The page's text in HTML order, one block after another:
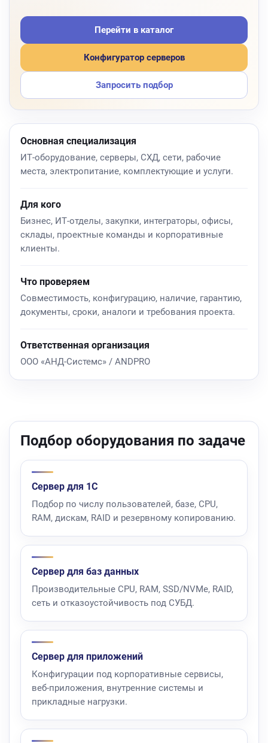
Перейти в каталог
Конфигуратор серверов
Запросить подбор
Основная специализация
ИТ-оборудование, серверы, СХД, сети, рабочие
места, электропитание, комплектующие и услуги.
Для кого
Бизнес, ИТ-отделы, закупки, интеграторы, офисы,
склады, проектные команды и корпоративные
клиенты.
Что проверяем
Совместимость, конфигурацию, наличие, гарантию,
документы, сроки, аналоги и требования проекта.
Ответственная организация
ООО «АНД-Системс» / ANDPRO
Подбор оборудования по задаче
Сервер для 1С
Подбор по числу пользователей, базе, CPU,
RAM, дискам, RAID и резервному копированию.
Сервер для баз данных
Производительные CPU, RAM, SSD/NVMe, RAID,
сеть и отказоустойчивость под СУБД.
Сервер для приложений
Конфигурации под корпоративные сервисы,
веб-приложения, внутренние системы и
прикладные нагрузки.